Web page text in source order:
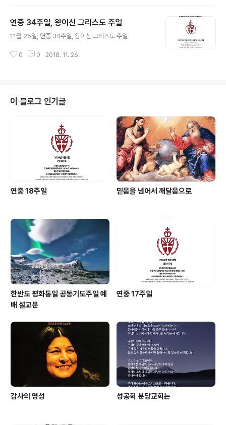
연중 34주일, 왕이신 그리스도 주일
11월 25일, 연중 34주일, 왕이신 그리스도 주일
0 0 2018. 11. 26.
이 블로그 인기글
연중 18주일 믿음을 넘어서 깨달음으로
한반도 평화통일 공동기도주일 예
배 설교문
연중 17주일
감사의 영성 성공회 분당교회는